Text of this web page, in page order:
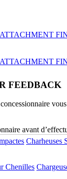
FEEDBACK
avant
Sur Chenilles
Charheuses
Chenilles